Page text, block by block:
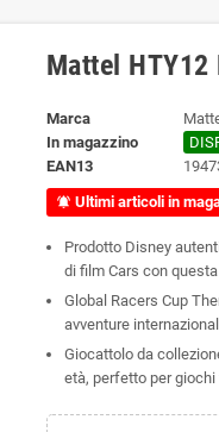
Mattel HTY12
Marca
In magazzino
EAN13
notifications_active Ultimi articoli in
Prodotto Disney
di film Cars con
Global Racers Cup
avventure
Giocattolo da
età, perfetto per